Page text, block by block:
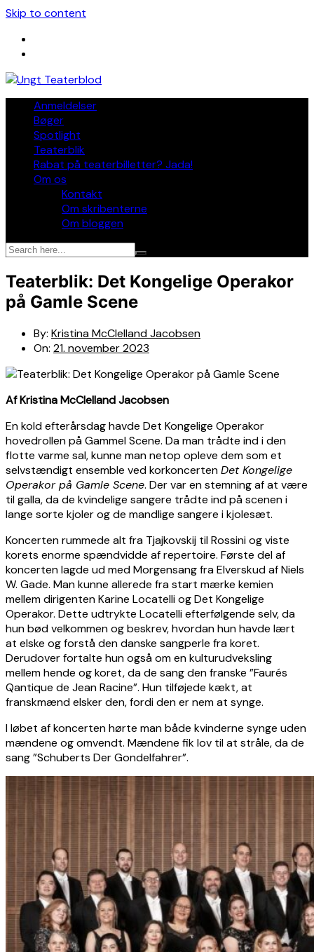
Skip to content
Anmeldelser
Bøger
Spotlight
Teaterblik
Rabat på teaterbilletter? Jada!
Om os
Kontakt
Om skribenterne
Om bloggen
Teaterblik: Det Kongelige Operakor
på Gamle Scene
By: Kristina McClelland Jacobsen
On: 21. november 2023
Af Kristina McClelland Jacobsen
En kold efterårsdag havde Det Kongelige Operakor
hovedrollen på Gammel Scene. Da man trådte ind i den
flotte varme sal, kunne man netop opleve dem som et
selvstændigt ensemble ved korkoncertenDet Kongelige
Operakor på Gamle Scene. Der var en stemning af at være
til galla, da de kvindelige sangere trådte ind på scenen i
lange sorte kjoler og de mandlige sangere i kjolesæt.
Koncerten rummede alt fra Tjajkovskij til Rossini og viste
korets enorme spændvidde af repertoire. Første del af
koncerten lagde ud med Morgensang fra Elverskud af Niels
W. Gade. Man kunne allerede fra start mærke kemien
mellem dirigenten Karine Locatelli og Det Kongelige
Operakor. Dette udtrykte Locatelli efterfølgende selv, da
hun bød velkommen og beskrev, hvordan hun havde lært
at elske og forstå den danske sangperle fra koret.
Derudover fortalte hun også om en kulturudveksling
mellem hende og koret, da de sang den franske ”Faurés
Qantique de Jean Racine”. Hun tilføjede kækt, at
franskmænd elsker den, fordi den er nem at synge.
I løbet af koncerten hørte man både kvinderne synge uden
mændene og omvendt. Mændene fik lov til at stråle, da de
sang ”Schuberts Der Gondelfahrer”.